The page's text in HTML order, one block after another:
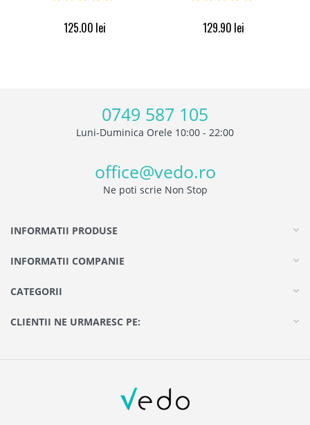
125.00 lei 129.90 lei
0749 587 105
Luni-Duminica Orele 10:00 - 22:00
office@vedo.ro
Ne poti scrie Non Stop
INFORMATII PRODUSE
INFORMATII COMPANIE
CATEGORII
CLIENTII NE URMARESC PE: